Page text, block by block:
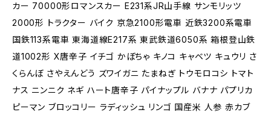
カー 70000形ロマンスカー E231系JR山手線 サンモリッツ
2000形 トラクター バイク 京急2100形電車 近鉄3200系電車
国鉄113系電車 東海道線E217系 東武鉄道6050系 箱根登山鉄
道1002形 X唐辛子 イチゴ かぼちゃ キノコ キャベツ キュウリ さ
くらんぼ さやえんどう ズワイガニ たまねぎ トウモロコシ トマト
ナス ニンニク ネギ ハート唐辛子 パイナップル バナナ パプリカ
ピーマン ブロッコリー ラディッシュ リンゴ 国産米 人参 赤カブ